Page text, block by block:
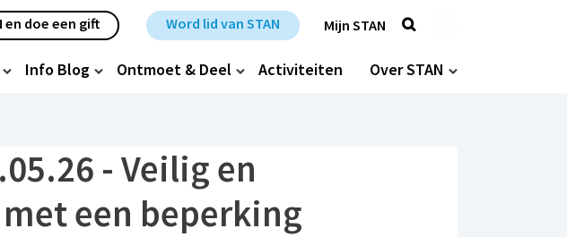
en doe een gift Word lid van STAN Mijn STAN Zoek
Info Blog Ontmoet & Deel Activiteiten Over STAN
- Veilig en
een beperking